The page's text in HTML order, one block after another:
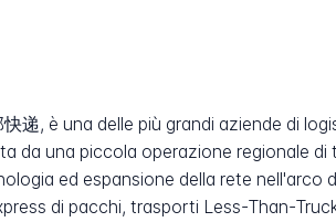
递, è una delle più grandi aziende di
da una piccola operazione regionale
ed espansione della rete nell'arco
di pacchi, trasporti Less-Than-